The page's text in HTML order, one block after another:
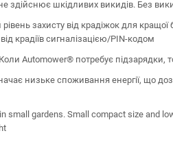
здійснює шкідливих викидів. Без
захисту від крадіжок для
крадіїв сигналізацією/PIN-кодом
Automower® потребує підзарядки,
низьке споживання енергії,
small gardens. Small compact size and